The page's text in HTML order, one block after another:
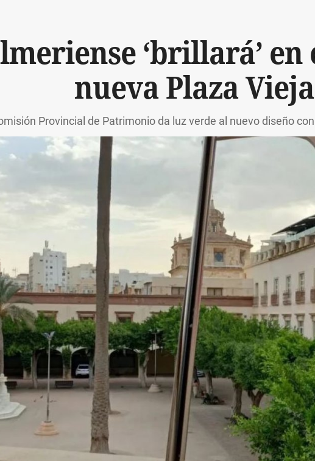
‘brillará’ en
nueva Plaza Vieja
Provincial de Patrimonio da luz verde al nuevo diseño